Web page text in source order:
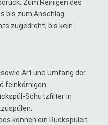
Zum Reinigen des
bis zum Anschlag
zugedreht, bis kein
Art und Umfang der
feinkörnigen
Schutzfilter in
können ein Rückspülen